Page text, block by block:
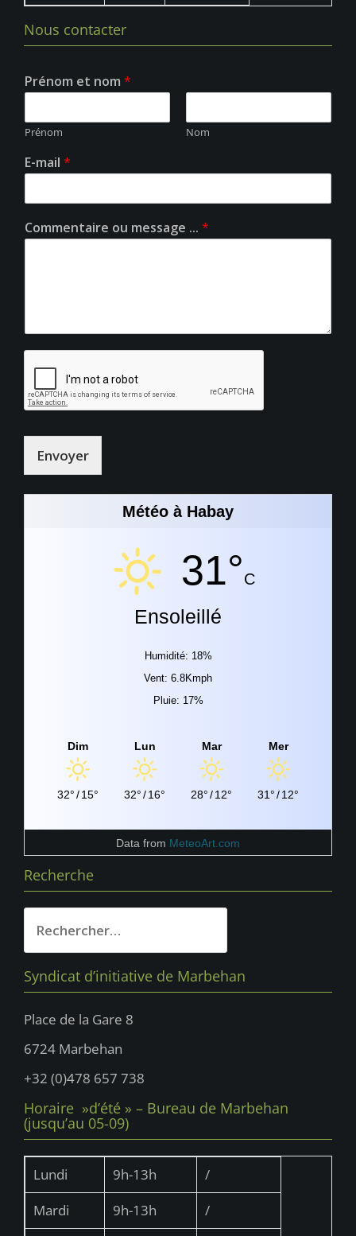
Nous contacter
Prénom et nom *
Prénom Nom
E-mail *
Commentaire ou message ... *
Envoyer
Météo à Habay
31°C
Ensoleillé
Humidité: 18%
Vent: 6.8Kmph
Pluie: 17%
Dim
32°/15°
Lun
32°/16°
Mar
28°/12°
Mer
31°/12°
Data from MeteoArt.com
Recherche
Syndicat d’initiative de Marbehan
Place de la Gare 8
6724 Marbehan
+32 (0)478 657 738
Horaire »d’été » – Bureau de Marbehan
(jusqu’au 05-09)
Lundi 9h-13h
/
Mardi
9h-13h
/